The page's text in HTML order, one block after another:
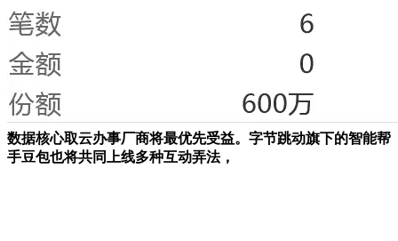
数据核心取云办事厂商将最优先受益。字节跳动旗下的智能帮
手豆包也将共同上线多种互动弄法，